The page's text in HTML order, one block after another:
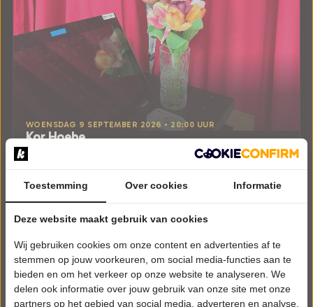
WOENSDAG 9 SEPTEMBER 2026 • 20:00 UUR
Kor Hoebe
Meer info
Toestemming Over cookies Informatie
Deze website maakt gebruik van cookies
Wij gebruiken cookies om onze content en advertenties af te
stemmen op jouw voorkeuren, om social media-functies aan te
bieden en om het verkeer op onze website te analyseren. We
delen ook informatie over jouw gebruik van onze site met onze
partners op het gebied van social media, adverteren en analyse.